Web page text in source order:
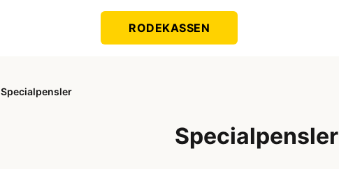
RODEKASSEN
Specialpensler
Specialpensler